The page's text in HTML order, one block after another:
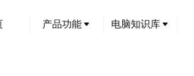
产品功能 电脑知识库